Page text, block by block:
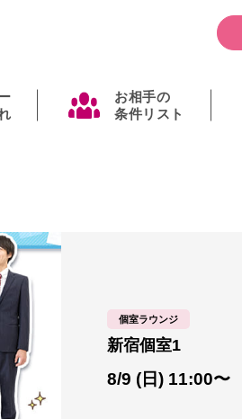
お相手の
条件リスト
8/9 (日) 11:00〜
個室ラウンジ
新宿個室1